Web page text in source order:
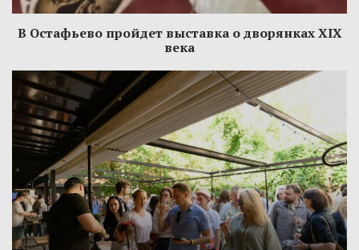
В Остафьево пройдет выставка о дворянках XIX
века